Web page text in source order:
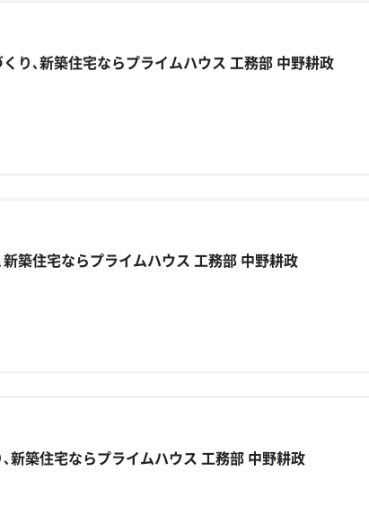
り､新築住宅ならプライムハウス 工務部 中野耕政
『 ﾀﾞﾑ 』 秋田市の家づくり､新築住宅ならプライムハウス 工務部 中野耕政
新築住宅ならプライムハウス 工務部 中野耕政